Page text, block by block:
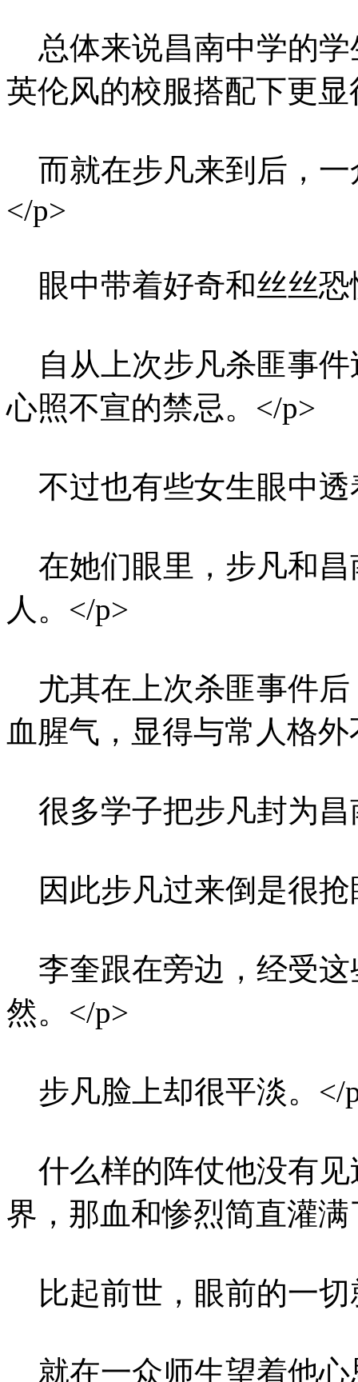
总体来说昌南中学的学
英伦风的校服搭配下更
而就在步凡来到后，一
</p>
眼中带着好奇和丝丝恐
自从上次步凡杀匪事件
心照不宣的禁忌。</p>
不过也有些女生眼中透
在她们眼里，步凡和昌
人。</p>
尤其在上次杀匪事件后
血腥气，显得与常人格
很多学子把步凡封为昌
因此步凡过来倒是很抢
李奎跟在旁边，经受这
然。</p>
步凡脸上却很平淡。</
什么样的阵仗他没有见
界，那血和惨烈简直灌
比起前世，眼前的一切
就在一众师生望着他心